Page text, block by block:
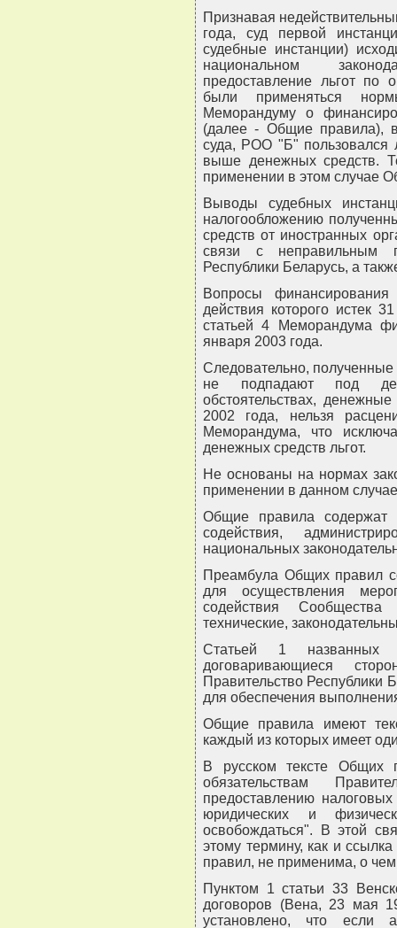
Признавая
года, суд первой
судебные инстанции)
национальном
предоставление льгот по
были применяться
Меморандуму о
(далее - Общие правила),
суда, РОО "Б" пользовался
выше денежных средств.
применении в этом случае
Выводы судебных
налогообложению
средств от иностранных
связи с неправильным
Республики Беларусь, а
Вопросы
действия которого истек
статьей 4 Меморандума
января 2003 года.
Следовательно,
не подпадают под
обстоятельствах,
2002 года, нельзя
Меморандума, что
денежных средств льгот.
Не основаны на нормах
применении в данном
Общие правила содержат
содействия,
национальных
Преамбула Общих правил
для осуществления
содействия
технические,
Статьей 1 названных
договаривающиеся
Правительство Республики
для обеспечения
Общие правила имеют
каждый из которых имеет
В русском тексте
обязательствам
предоставлению
юридических и
освобождаться". В этой
этому термину, как и
правил, не применима, о
Пунктом 1 статьи 33
договоров (Вена, 23 мая
установлено, что если